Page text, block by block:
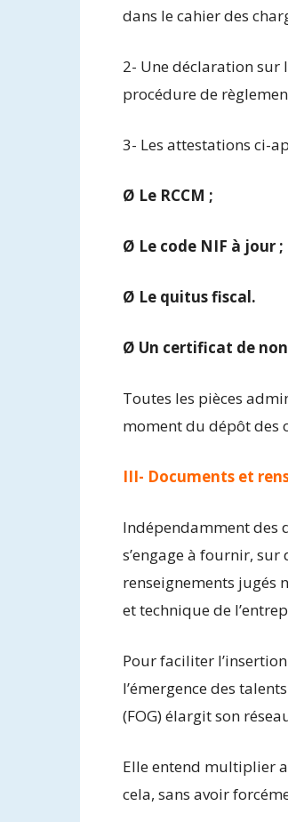
dans le cahier des
2- Une déclaration sur
procédure de
3- Les attestations ci-
Ø Le RCCM ;
Ø Le code NIF à jour ;
Ø Le quitus fiscal.
Ø Un certificat de
Toutes les pièces
moment du dépôt des
III- Documents et
Indépendamment des
s’engage à fournir,
renseignements jugés
et technique de
Pour faciliter
l’émergence des
(FOG) élargit son
Elle entend multiplier
cela, sans avoir